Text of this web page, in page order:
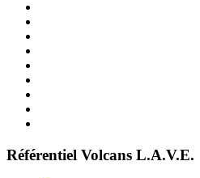
Référentiel Volcans L.A.V.E.